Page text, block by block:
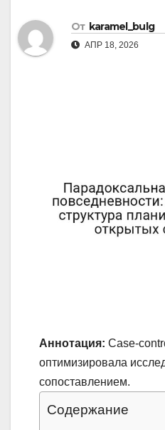
От karamel_bulg
АПР 18, 2026
Аннотация: Case-
оптимизировала
сопоставлением.
Содержание